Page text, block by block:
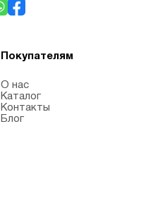
Покупателям
О нас
Каталог
Контакты
Блог